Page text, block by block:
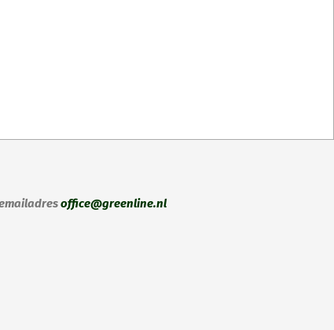
office@greenline.nl